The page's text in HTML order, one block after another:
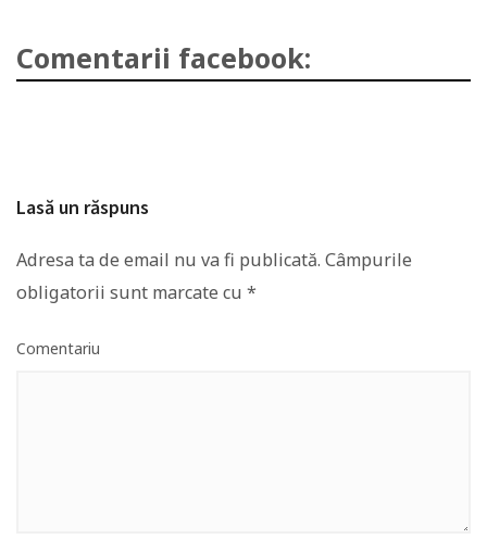
Comentarii facebook:
Lasă un răspuns
Adresa ta de email nu va fi publicată. Câmpurile
obligatorii sunt marcate cu *
Comentariu